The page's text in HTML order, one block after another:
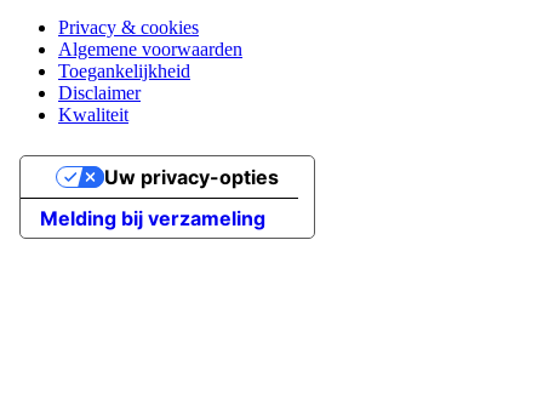
Privacy & cookies
Algemene voorwaarden
Toegankelijkheid
Disclaimer
Kwaliteit
Melding bij verzameling
Uw privacy-opties